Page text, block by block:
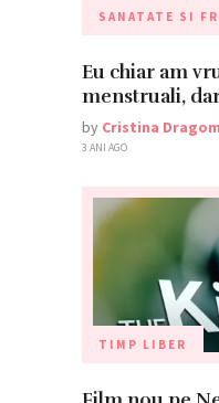
SANATATE SI
Eu chiar am
menstruali,
by Cristina
3 ANI AGO
TIMP LIBER